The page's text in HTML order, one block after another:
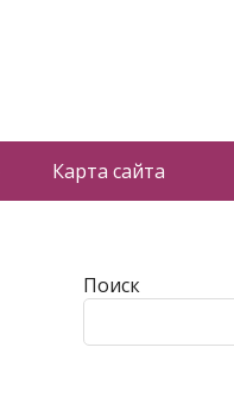
Карта сайта
Поиск